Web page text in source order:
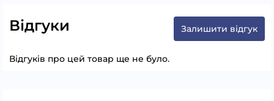
Відгуки Залишити відгук
Відгуків про цей товар ще не було.